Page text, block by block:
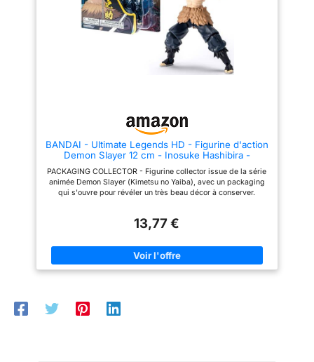
récréer les attaques de Tanjiro.
COLLECTION ULTIMATE
LEGENDS - Collectionnez Les
collection de produits dérivés
AGRANDISSEZ VOTRE
COLLECTION - Ajoutez cette
pièce d'exposition en vinyle
unique de Zenitsu Agatsuma à
votre assortiment croissant de
figurines Funko Pop! et
CULTURE - Faites confiance à
créateur de produits dérivés de
la pop culture comprenant des
d'action, peluches, vêtements,
jeux de société et bien plus
encore.
BANDAI - Ultimate Legends HD - Figurine d'action
Demon Slayer 12 cm - Inosuke Hashibira -
articulée Inosuke - Jouet Enfant 4 Ans et + -
VE88963
PACKAGING COLLECTOR - Figurine collector issue de la série
animée Demon Slayer (Kimetsu no Yaiba), avec un packaging
qui s'ouvre pour révéler un très beau décor à conserver.
compagnons de Tanjiro et également un pourfendeur de
détaillée avec au moins 15 points d'articulation. ACCESSOIRES
INCLUS - La gamme de figurines Ultimate Legends HD
comprend des accessoires supplémentaires et un pack de
figurines Ultimate Legends avec les plus grands héros de
13,77 €